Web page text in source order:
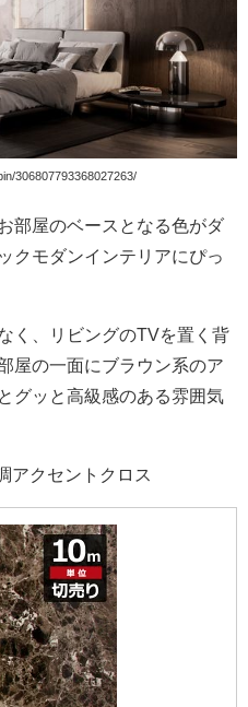
306807793368027263/
部屋のベースとなる色がダ
クモダンインテリアにぴっ
く、リビングのTVを置く背
屋の一面にブラウン系のア
グッと高級感のある雰囲気
アクセントクロス